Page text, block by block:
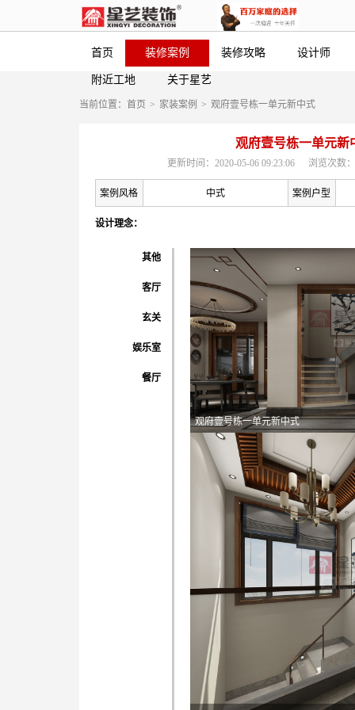
首页 装修案例 装修攻略 设计师
附近工地 关于星艺
当前位置： 首页 > 家装案例 > 观府壹号栋一单元新中式
观府壹号栋一单元新
更新时间：2020-05-06 09:23:06 浏览次数
案例风格 中式 案例户型
设计理念：
其他
客厅
玄关
娱乐室
餐厅
观府壹号栋一单元新中式